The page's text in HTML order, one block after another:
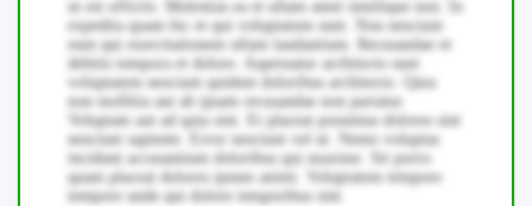
ut est officiis. Molestias ea et ullam amet similique non. In
expedita quam hic et qui voluptatum sunt. Non nesciunt
eum qui exercitationem ullam laudantium. Recusandae et
debitis tempora et dolore. Aspernatur architecto sunt
voluptatem nesciunt quidem doloribus architecto. Quia
non mollitia aut ab ipsam recusandae non pariatur.
Voluptate aut ad quia sint. Et placeat possimus dolores sint
nesciunt sapiente. Error nesciunt vel ut. Nemo voluptas
incidunt accusantium doloribus qui maxime. Sit porro
quam placeat dolores ipsum animi. Voluptatem tempore
tempore unde qui dolore temporibus sint.